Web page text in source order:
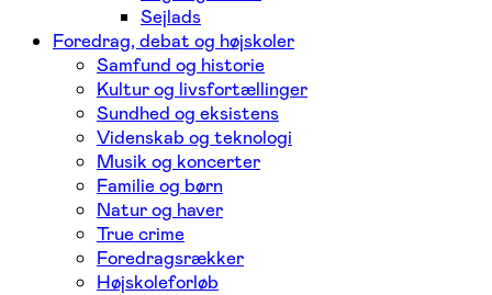
Sejlads
Foredrag, debat og højskoler
Samfund og historie
Kultur og livsfortællinger
Sundhed og eksistens
Videnskab og teknologi
Musik og koncerter
Familie og børn
Natur og haver
True crime
Foredragsrækker
Højskoleforløb